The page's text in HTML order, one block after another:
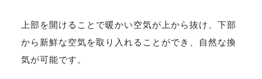
上部を開けることで暖かい空気が上から抜け、下部
から新鮮な空気を取り入れることができ、自然な換
気が可能です。